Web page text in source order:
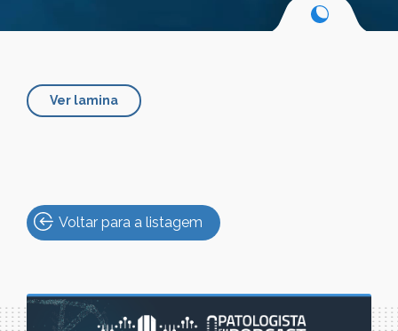
Ver lamina
Voltar para a listagem